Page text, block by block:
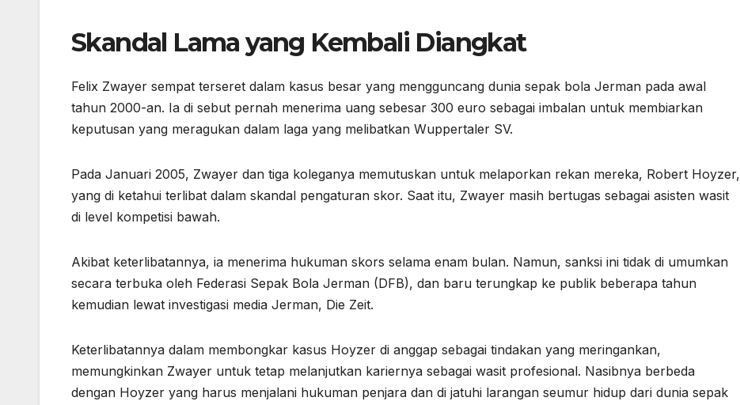
Skandal Lama yang Kembali Diangkat
Felix Zwayer sempat terseret dalam kasus besar yang mengguncang dunia sepak bola Jerman pada awal
tahun 2000-an. Ia di sebut pernah menerima uang sebesar 300 euro sebagai imbalan untuk membiarkan
keputusan yang meragukan dalam laga yang melibatkan Wuppertaler SV.
Pada Januari 2005, Zwayer dan tiga koleganya memutuskan untuk melaporkan rekan mereka, Robert Hoyzer,
yang di ketahui terlibat dalam skandal pengaturan skor. Saat itu, Zwayer masih bertugas sebagai asisten wasit
di level kompetisi bawah.
Akibat keterlibatannya, ia menerima hukuman skors selama enam bulan. Namun, sanksi ini tidak di umumkan
secara terbuka oleh Federasi Sepak Bola Jerman (DFB), dan baru terungkap ke publik beberapa tahun
kemudian lewat investigasi media Jerman, Die Zeit.
Keterlibatannya dalam membongkar kasus Hoyzer di anggap sebagai tindakan yang meringankan,
memungkinkan Zwayer untuk tetap melanjutkan kariernya sebagai wasit profesional. Nasibnya berbeda
dengan Hoyzer yang harus menjalani hukuman penjara dan di jatuhi larangan seumur hidup dari dunia sepak